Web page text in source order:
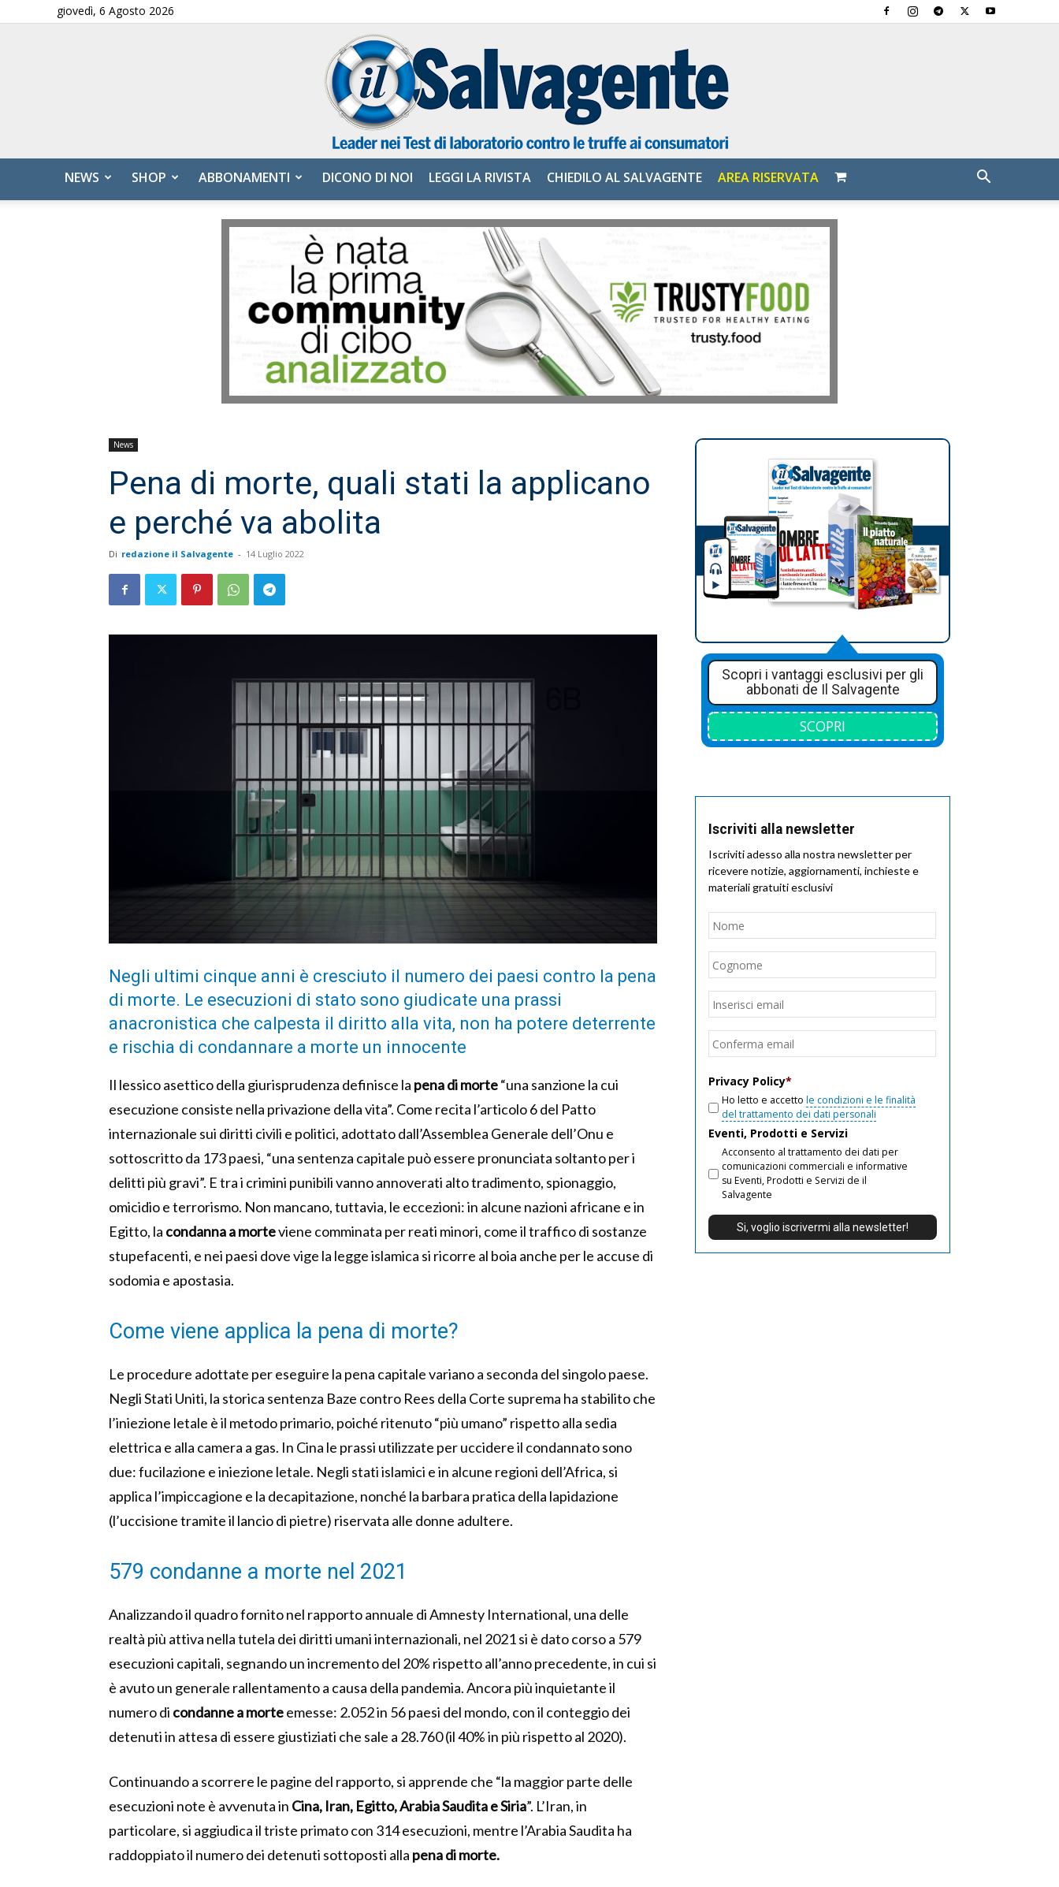
giovedì, 6 Agosto 2026
Salvagente
NEWS SHOP ABBONAMENTI DICONO DI NOI LEGGI LA RIVISTA CHIEDILO AL SALVAGENTE AREA RISERVATA
News
Pena di morte, quali stati la applicano
e perché va abolita
Di redazione il Salvagente - 14 Luglio 2022
Negli ultimi cinque anni è cresciuto il numero dei paesi contro la pena
di morte. Le esecuzioni di stato sono giudicate una prassi
anacronistica che calpesta il diritto alla vita, non ha potere deterrente
e rischia di condannare a morte un innocente
Il lessico asettico della giurisprudenza definisce la pena di morte“una sanzione la cui
esecuzione consiste nella privazione della vita”. Come recita l’articolo 6 del Patto
internazionale sui diritti civili e politici, adottato dall’Assemblea Generale dell’Onu e
sottoscritto da 173 paesi, “una sentenza capitale può essere pronunciata soltanto per i
delitti più gravi”. E tra i crimini punibili vanno annoverati alto tradimento, spionaggio,
omicidio e terrorismo. Non mancano, tuttavia, le eccezioni: in alcune nazioni africane e in
Egitto, la condanna a morteviene comminata per reati minori, come il traffico di sostanze
stupefacenti, e nei paesi dove vige la legge islamica si ricorre al boia anche per le accuse di
sodomia e apostasia.
Come viene applica la pena di morte?
Le procedure adottate per eseguire la pena capitale variano a seconda del singolo paese.
Negli Stati Uniti, la storica sentenza Baze contro Rees della Corte suprema ha stabilito che
l’iniezione letale è il metodo primario, poiché ritenuto “più umano” rispetto alla sedia
elettrica e alla camera a gas. In Cina le prassi utilizzate per uccidere il condannato sono
due: fucilazione e iniezione letale. Negli stati islamici e in alcune regioni dell’Africa, si
applica l’impiccagione e la decapitazione, nonché la barbara pratica della lapidazione
(l’uccisione tramite il lancio di pietre) riservata alle donne adultere.
579 condanne a morte nel 2021
Analizzando il quadro fornito nel rapporto annuale di Amnesty International, una delle
realtà più attiva nella tutela dei diritti umani internazionali, nel 2021 si è dato corso a 579
esecuzioni capitali, segnando un incremento del 20% rispetto all’anno precedente, in cui si
è avuto un generale rallentamento a causa della pandemia. Ancora più inquietante il
numero di condanne a morteemesse: 2.052 in 56 paesi del mondo, con il conteggio dei
detenuti in attesa di essere giustiziati che sale a 28.760 (il 40% in più rispetto al 2020).
Continuando a scorrere le pagine del rapporto, si apprende che “la maggior parte delle
esecuzioni note è avvenuta in Cina, Iran, Egitto, Arabia Saudita e Siria”. L’Iran, in
particolare, si aggiudica il triste primato con 314 esecuzioni, mentre l’Arabia Saudita ha
raddoppiato il numero dei detenuti sottoposti alla pena di morte.
Scopri i vantaggi esclusivi per gli
abbonati de Il Salvagente
SCOPRI
Iscriviti alla newsletter
Iscriviti adesso alla nostra newsletter per
ricevere notizie, aggiornamenti, inchieste e
materiali gratuiti esclusivi
Nome
Email
Privacy Policy*
Ho letto e accetto le condizioni e le finalità
del trattamento dei dati personali
Eventi, Prodotti e Servizi
Acconsento al trattamento dei dati per
comunicazioni commerciali e informative
su Eventi, Prodotti e Servizi de il
Salvagente